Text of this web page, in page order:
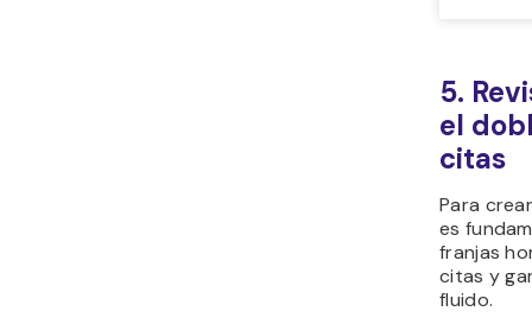
5.
el
citas
Para
es
franjas
citas y
fluido.